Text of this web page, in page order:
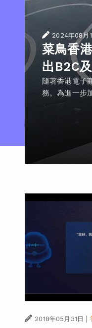
2024年08月
菜鳥香
出B2C
隨著香港電子
務。為進一步
2018年05月31日